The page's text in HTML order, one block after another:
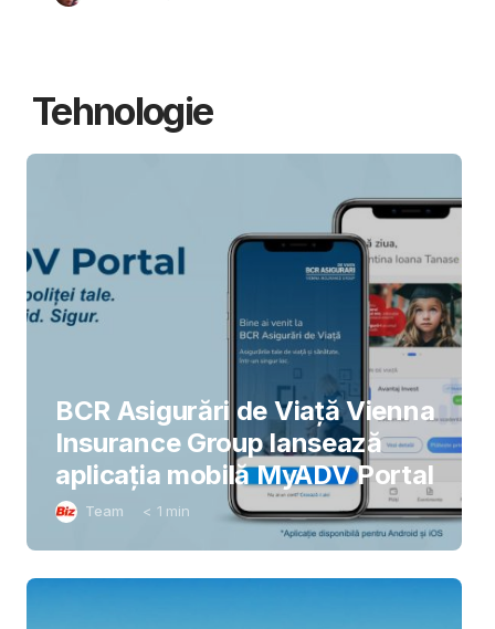
Tehnologie
BCR Asigurări de Viață Vienna
Insurance Group lansează
aplicația mobilă MyADV Portal
Team < 1 min